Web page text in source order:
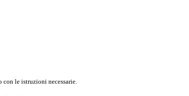
le istruzioni necessarie.